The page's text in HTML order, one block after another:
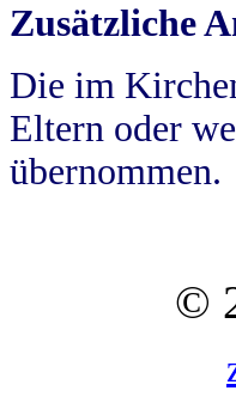
Zusätzliche
Die im
Eltern oder
übernommen.
©